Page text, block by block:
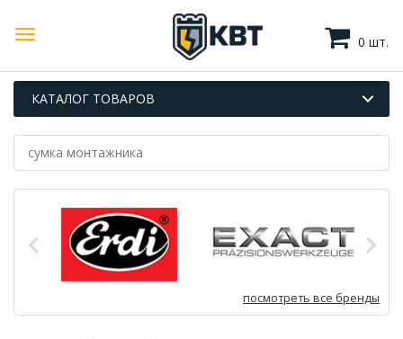
0 шт.
КАТАЛОГ ТОВАРОВ
посмотреть все бренды